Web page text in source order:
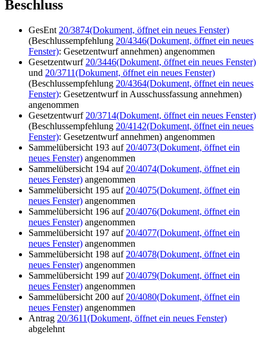
Beschluss
GesEnt 20/3874(Dokument, öffnet ein neues Fenster)
(Beschlussempfehlung 20/4346(Dokument, öffnet ein neues
Fenster): Gesetzentwurf annehmen) angenommen
Gesetzentwurf 20/3446(Dokument, öffnet ein neues Fenster)
und 20/3711(Dokument, öffnet ein neues Fenster)
(Beschlussempfehlung 20/4364(Dokument, öffnet ein neues
Fenster): Gesetzentwurf in Ausschussfassung annehmen)
angenommen
Gesetzentwurf 20/3714(Dokument, öffnet ein neues Fenster)
(Beschlussempfehlung 20/4142(Dokument, öffnet ein neues
Fenster): Gesetzentwurf annehmen) angenommen
Sammelübersicht 193 auf 20/4073(Dokument, öffnet ein
neues Fenster) angenommen
Sammelübersicht 194 auf 20/4074(Dokument, öffnet ein
neues Fenster) angenommen
Sammelübersicht 195 auf 20/4075(Dokument, öffnet ein
neues Fenster) angenommen
Sammelübersicht 196 auf 20/4076(Dokument, öffnet ein
neues Fenster) angenommen
Sammelübersicht 197 auf 20/4077(Dokument, öffnet ein
neues Fenster) angenommen
Sammelübersicht 198 auf 20/4078(Dokument, öffnet ein
neues Fenster) angenommen
Sammelübersicht 199 auf 20/4079(Dokument, öffnet ein
neues Fenster) angenommen
Sammelübersicht 200 auf 20/4080(Dokument, öffnet ein
neues Fenster) angenommen
Antrag 20/3611(Dokument, öffnet ein neues Fenster)
abgelehnt